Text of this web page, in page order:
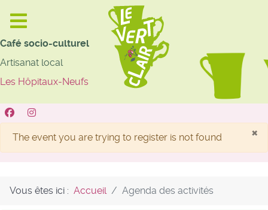
Café socio-culturel
Artisanat local
Les Hôpitaux-Neufs
×
Alerte
The event you are trying to register is not found
Vous êtes ici : Accueil Agenda des activités